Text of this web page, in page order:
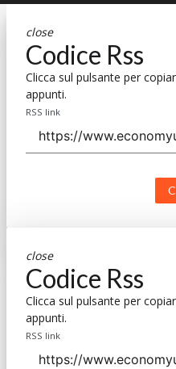
close
Codice Rss
Clicca sul pulsante per
appunti.
RSS link
close
Codice Rss
Clicca sul pulsante per
appunti.
RSS link